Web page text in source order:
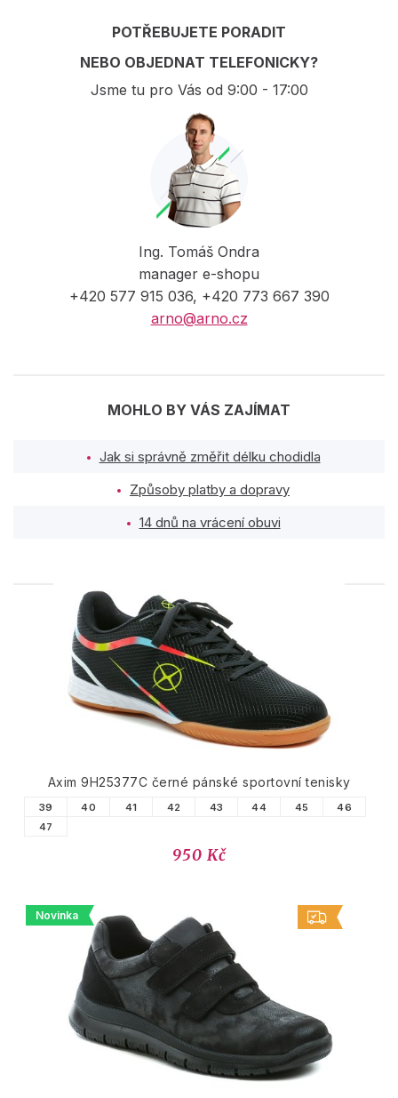
POTŘEBUJETE PORADIT
NEBO OBJEDNAT TELEFONICKY?
Jsme tu pro Vás od 9:00 - 17:00
Ing. Tomáš Ondra
manager e-shopu
+420 577 915 036, +420 773 667 390
arno@arno.cz
MOHLO BY VÁS ZAJÍMAT
Jak si správně změřit délku chodidla
Způsoby platby a dopravy
14 dnů na vrácení obuvi
PODOBNÉ PRODUKTY
Axim 9H25377C černé pánské sportovní tenisky
39 40 41 42 43 44 45
46
47
950 Kč
Novinka